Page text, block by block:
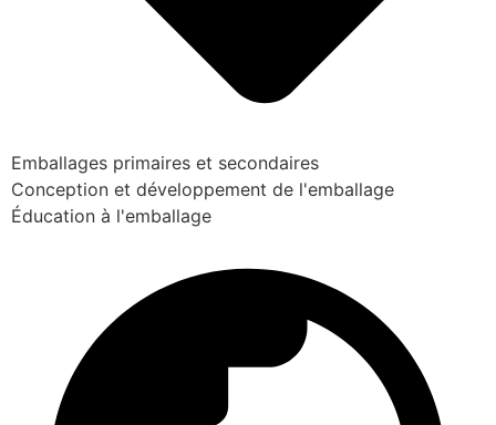
Emballages primaires et secondaires
Conception et développement de l'emballage
Éducation à l'emballage